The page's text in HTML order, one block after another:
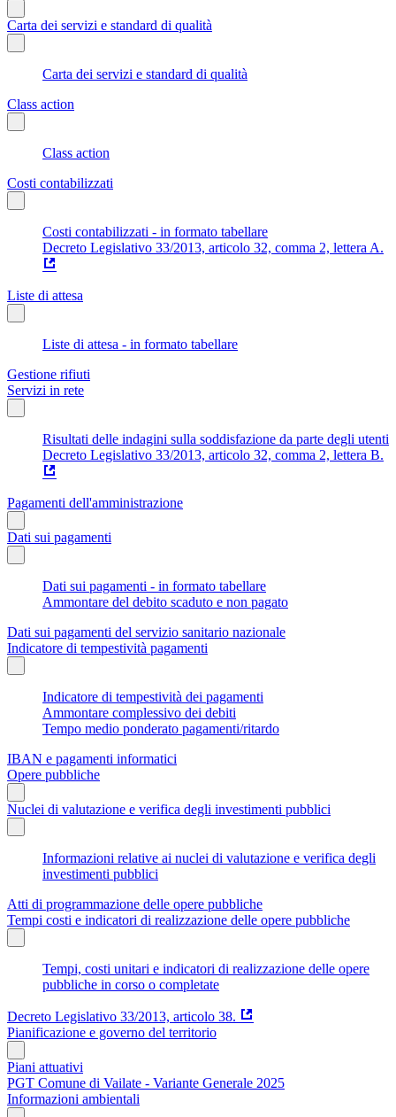
Carta dei servizi e standard di qualità
Carta dei servizi e standard di qualità
Class action
Class action
Costi contabilizzati
Costi contabilizzati - in formato tabellare
Decreto Legislativo 33/2013, articolo 32, comma 2, lettera A.
Liste di attesa
Liste di attesa - in formato tabellare
Gestione rifiuti
Servizi in rete
Risultati delle indagini sulla soddisfazione da parte degli utenti
Decreto Legislativo 33/2013, articolo 32, comma 2, lettera B.
Pagamenti dell'amministrazione
Dati sui pagamenti
Dati sui pagamenti - in formato tabellare
Ammontare del debito scaduto e non pagato
Dati sui pagamenti del servizio sanitario nazionale
Indicatore di tempestività pagamenti
Indicatore di tempestività dei pagamenti
Ammontare complessivo dei debiti
Tempo medio ponderato pagamenti/ritardo
IBAN e pagamenti informatici
Opere pubbliche
Nuclei di valutazione e verifica degli investimenti pubblici
Informazioni relative ai nuclei di valutazione e verifica degli
investimenti pubblici
Atti di programmazione delle opere pubbliche
Tempi costi e indicatori di realizzazione delle opere pubbliche
Tempi, costi unitari e indicatori di realizzazione delle opere
pubbliche in corso o completate
Decreto Legislativo 33/2013, articolo 38.
Pianificazione e governo del territorio
Piani attuativi
PGT Comune di Vailate - Variante Generale 2025
Informazioni ambientali